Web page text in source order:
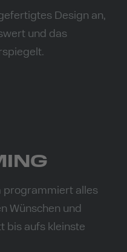
Design an,
und das
programmiert alles
Wünschen und
bis aufs kleinste